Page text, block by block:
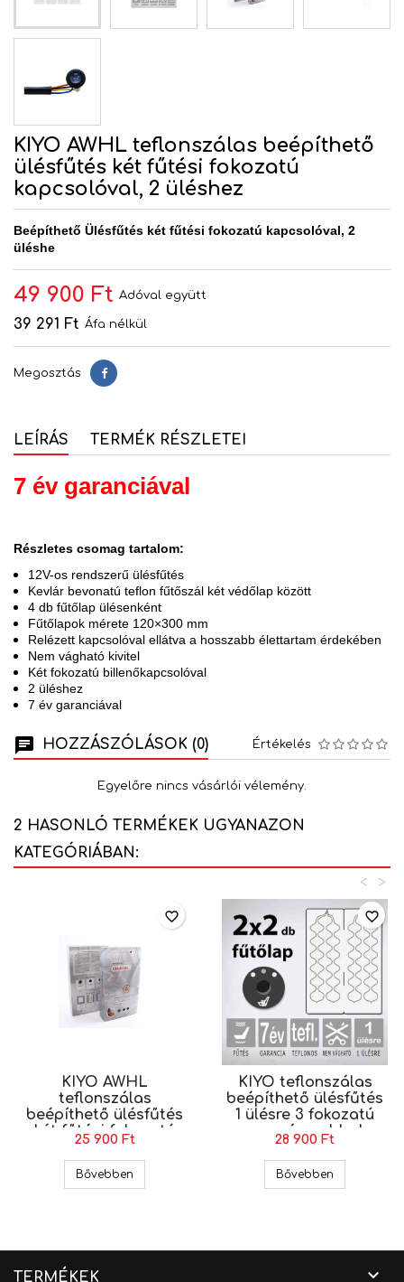
KIYO AWHL teflonszálas beépíthető
ülésfűtés két fűtési fokozatú
kapcsolóval, 2 üléshez
Beépíthető Ülésfűtés két fűtési fokozatú kapcsolóval, 2
üléshe
49 900 Ft Adóval együtt
39 291 Ft Áfa nélkül
Megosztás Megosztás
LEÍRÁS TERMÉK RÉSZLETEI
7 év garanciával
Részletes csomag tartalom:
12V-os rendszerű ülésfűtés
Kevlár bevonatú teflon fűtőszál két védőlap között
4 db fűtőlap ülésenként
Fűtőlapok mérete 120×300 mm
Relézett kapcsolóval ellátva a hosszabb élettartam érdekében
Nem vágható kivitel
Két fokozatú billenőkapcsolóval
2 üléshez
7 év garanciával
HOZZÁSZÓLÁSOK (0) Értékelés
Egyelőre nincs vásárlói vélemény.
2 HASONLÓ TERMÉKEK UGYANAZON
KATEGÓRIÁBAN:
>
<
KIYO AWHL
teflonszálas
beépíthető ülésfűtés
két fűtési fokozatú
kapcsolóval, 1 üléshez
25 900 Ft
Bővebben KIYO AWHL teflonszálas beépíthető ülésfűtés
favorite_border
KIYO teflonszálas
beépíthető ülésfűtés
1 ülésre 3 fokozatú
nyomógombbal
28 900 Ft
Bővebben
favorite_border
TERMÉKEK 